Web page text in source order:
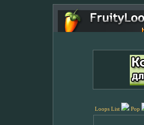
Loops List Pop